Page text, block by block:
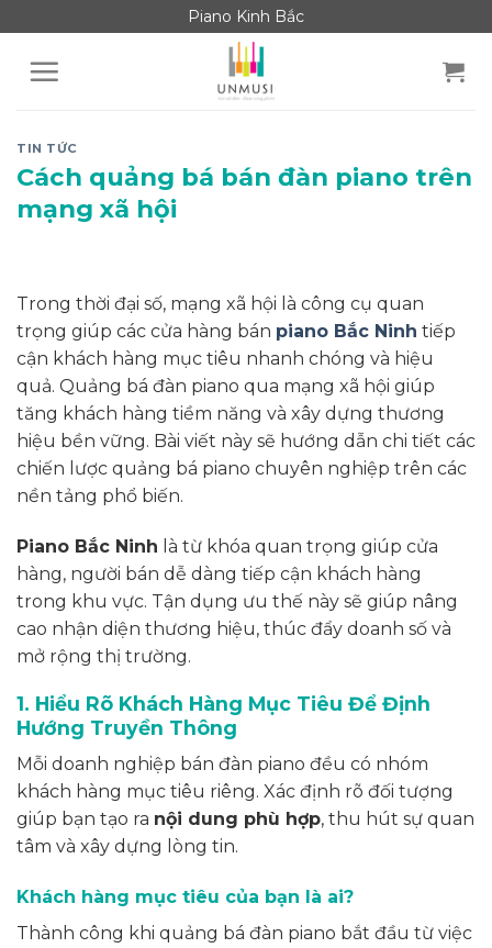
to
content
Piano Kinh Bắc
TIN TỨC
Cách quảng bá bán đàn piano trên
mạng xã hội
Trong thời đại số, mạng xã hội là công cụ quan
trọng giúp các cửa hàng bán piano Bắc Ninh tiếp
cận khách hàng mục tiêu nhanh chóng và hiệu
quả. Quảng bá đàn piano qua mạng xã hội giúp
tăng khách hàng tiềm năng và xây dựng thương
hiệu bền vững. Bài viết này sẽ hướng dẫn chi tiết các
chiến lược quảng bá piano chuyên nghiệp trên các
nền tảng phổ biến.
Piano Bắc Ninh là từ khóa quan trọng giúp cửa
hàng, người bán dễ dàng tiếp cận khách hàng
trong khu vực. Tận dụng ưu thế này sẽ giúp nâng
cao nhận diện thương hiệu, thúc đẩy doanh số và
mở rộng thị trường.
1. Hiểu Rõ Khách Hàng Mục Tiêu Để Định
Hướng Truyền Thông
Mỗi doanh nghiệp bán đàn piano đều có nhóm
khách hàng mục tiêu riêng. Xác định rõ đối tượng
giúp bạn tạo ra nội dung phù hợp, thu hút sự quan
tâm và xây dựng lòng tin.
Khách hàng mục tiêu của bạn là ai?
Thành công khi quảng bá đàn piano bắt đầu từ việc